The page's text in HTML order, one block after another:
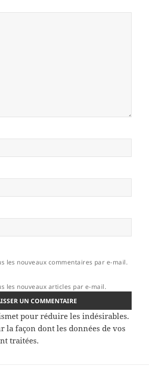
les nouveaux commentaires par e-mail.
les nouveaux articles par e-mail.
pour réduire les indésirables.
la façon dont les données de vos
traitées.